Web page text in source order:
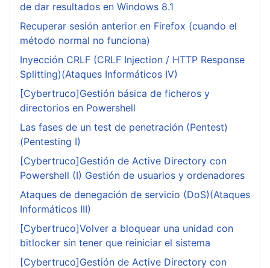
de dar resultados en Windows 8.1
Recuperar sesión anterior en Firefox (cuando el
método normal no funciona)
Inyección CRLF (CRLF Injection / HTTP Response
Splitting)(Ataques Informáticos IV)
[Cybertruco]Gestión básica de ficheros y
directorios en Powershell
Las fases de un test de penetración (Pentest)
(Pentesting I)
[Cybertruco]Gestión de Active Directory con
Powershell (I) Gestión de usuarios y ordenadores
Ataques de denegación de servicio (DoS)(Ataques
Informáticos III)
[Cybertruco]Volver a bloquear una unidad con
bitlocker sin tener que reiniciar el sistema
[Cybertruco]Gestión de Active Directory con